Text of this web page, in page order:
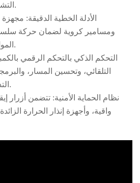
التشغيل على المدى الطويل.
4). الأدلة الخطية الدقيقة: مجهزة
ومسامير كروية لضمان حركة
المواقع في حدود ±0.02 مم.
5).التحكم الذكي بالتحكم الرقمي
التلقائي، وتحسين المسار،
التدخل اليدوي وهدر المواد.
6).نظام الحماية الأمنية: تتضمن أزرار
واقية، وأجهزة إنذار الحرارة